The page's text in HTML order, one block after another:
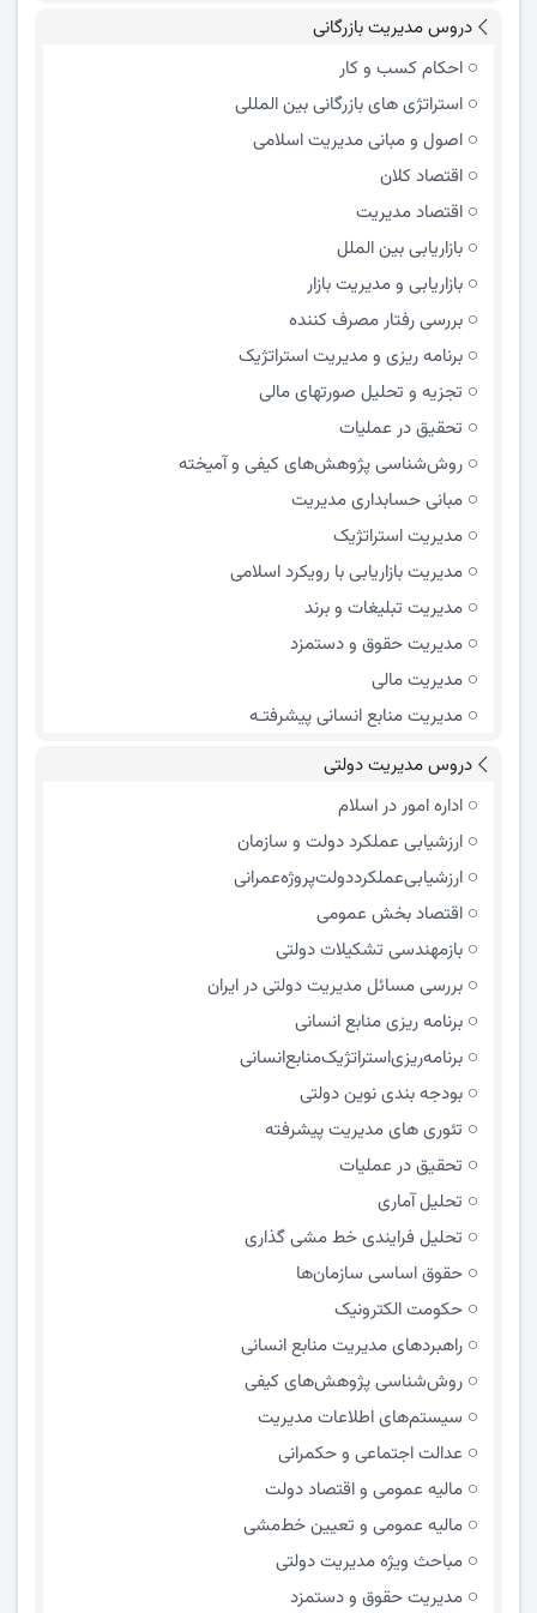
دروس مدیریت بازرگانی
احکام کسب و کار
استراتژی های بازرگانی بین المللی
اصول و مبانی مدیریت اسلامی
اقتصاد کلان
اقتصاد مدیریت
بازاریابی بین الملل
بازاریابی و مدیریت بازار
بررسی رفتار مصرف کننده
برنامه ریزی و مدیریت استراتژیک
تجزیه و تحلیل صورتهای مالی
تحقیق در عملیات
روش‌شناسی پژوهش‌های کیفی و آمیخته
مبانی حسابداری مدیریت
مدیریت استراتژیک
مدیریت بازاریابی با رویکرد اسلامی
مدیریت تبلیغات و برند
مدیریت حقوق و دستمزد
مدیریت مالی
مدیریت منابع انسانی پیشرفتـه
دروس مدیریت دولتی
اداره امور در اسلام
ارزشیابی عملکرد دولت و سازمان
ارزشیابی‌عملکرد‌دولت‌پروژه‌عمرانی
اقتصاد بخش عمومی
بازمهندسی تشکیلات دولتی
بررسی مسائل مدیریت دولتی در ایران
برنامه ریزی منابع انسانی
برنامه‌ریزی‌استراتژیک‌منابع‌انسانی
بودجه بندی نوین دولتی
تئوری های مدیریت پیشرفته
تحقیق در عملیات
تحلیل آماری
تحلیل فرایندی خط مشی گذاری
حقوق اساسی سازمان‌ها
حکومت الکترونیک
راهبردهای مدیریت منابع انسانی
روش‌شناسی پژوهش‌های کیفی
سیستم‌های اطلاعات مدیریت
عدالت اجتماعی و حکمرانی
مالیه عمومی و اقتصاد دولت
مالیه عمومی و تعیین خط‌مشی
مباحث ویژه مدیریت دولتی
مديريت حقوق و دستمزد